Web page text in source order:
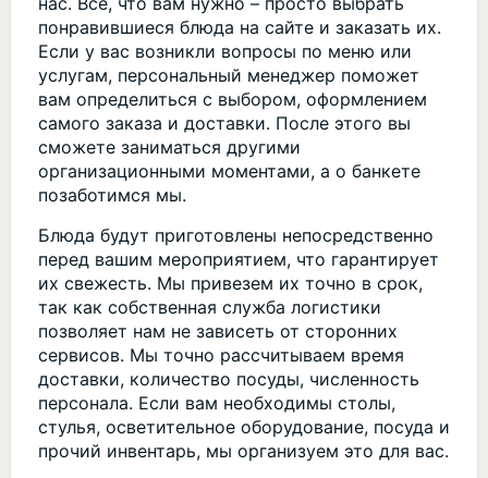
понравившиеся блюда на сайте и заказать их.
Если у вас возникли вопросы по меню или
услугам, персональный менеджер поможет
вам определиться с выбором, оформлением
самого заказа и доставки. После этого вы
сможете заниматься другими
организационными моментами, а о банкете
позаботимся мы.
Блюда будут приготовлены непосредственно
перед вашим мероприятием, что гарантирует
их свежесть. Мы привезем их точно в срок,
так как собственная служба логистики
позволяет нам не зависеть от сторонних
сервисов. Мы точно рассчитываем время
доставки, количество посуды, численность
персонала. Если вам необходимы столы,
стулья, осветительное оборудование, посуда и
прочий инвентарь, мы организуем это для вас.